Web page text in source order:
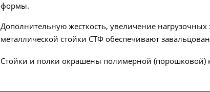
формы.
Дополнительную жесткость, увеличение нагрузочных
металлической стойки СТФ обеспечивают
Стойки и полки окрашены полимерной (порошковой)